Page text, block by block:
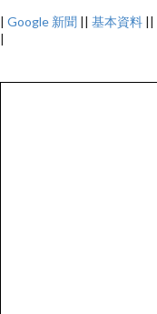
| Google 新聞 || 基本資料 ||
|